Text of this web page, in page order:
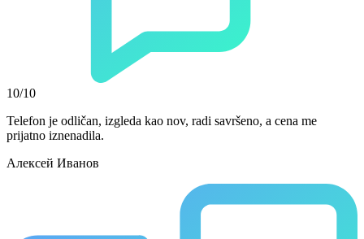
10/10
Telefon je odličan, izgleda kao nov, radi savršeno, a cena me
prijatno iznenadila.
Алексей Иванов